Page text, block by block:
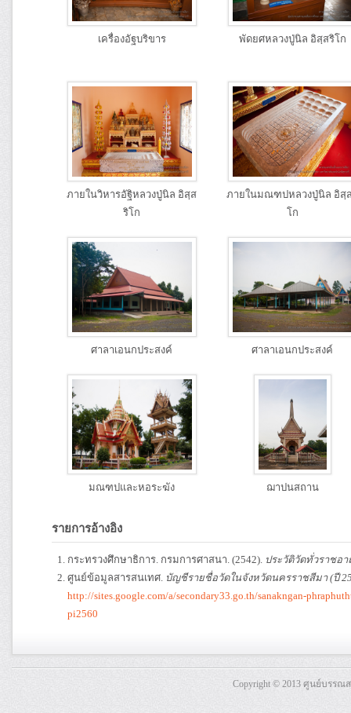
เครื่องอัฐบริขาร พัดยศหลวงปู่นิล อิสฺสริโก
ภายในวิหารอัฐิหลวงปู่นิล อิสฺส
ริโก
ภายในมณฑปหลวงปู่นิล อิสฺ
โก
ศาลาเอนกประสงค์ ศาลาเอนกประสงค์
มณฑปและหอระฆัง ฌาปนสถาน
รายการอ้างอิง
กระทรวงศึกษาธิการ. กรมการศาสนา. (2542). ประวัติวัดทั่วราชอ
ศูนย์ข้อมูลสารสนเทศ. บัญชีรายชื่อวัดในจังหวัดนครราชสีมา (ปี
http://sites.google.com/a/secondary33.go.th/sanakngan-
pi2560
Copyright © 2013 ศูนย์บรร